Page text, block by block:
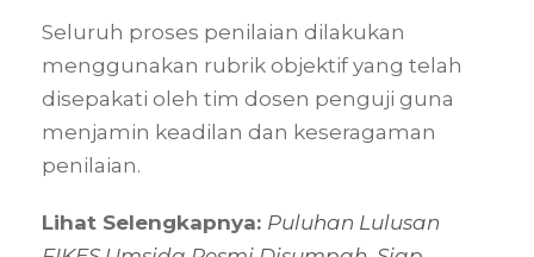
Seluruh proses penilaian dilakukan
menggunakan rubrik objektif yang telah
disepakati oleh tim dosen penguji guna
menjamin keadilan dan keseragaman
penilaian.
Lihat Selengkapnya: Puluhan Lulusan